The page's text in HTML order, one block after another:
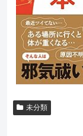
未分類